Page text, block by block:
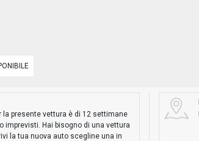
la presente vettura è di 12 settimane
imprevisti. Hai bisogno di una vettura
la tua nuova auto scegline una in